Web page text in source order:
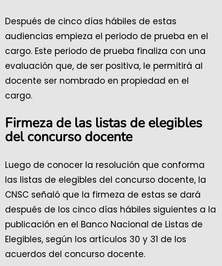
Después de cinco días hábiles de estas
audiencias empieza el periodo de prueba en el
cargo. Este periodo de prueba finaliza con una
evaluación que, de ser positiva, le permitirá al
docente ser nombrado en propiedad en el
cargo.
Firmeza de las listas de elegibles
del concurso docente
Luego de conocer la resolución que conforma
las listas de elegibles del concurso docente, la
CNSC señaló que la firmeza de estas se dará
después de los cinco días hábiles siguientes a la
publicación en el Banco Nacional de Listas de
Elegibles, según los artículos 30 y 31 de los
acuerdos del concurso docente.